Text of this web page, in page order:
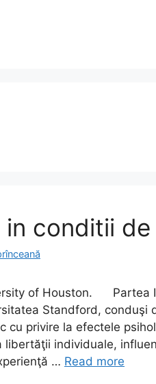
conditii de
of Houston. Partea
Standford, conduşi
cu privire la efectele
libertăţii individuale,
… Read more